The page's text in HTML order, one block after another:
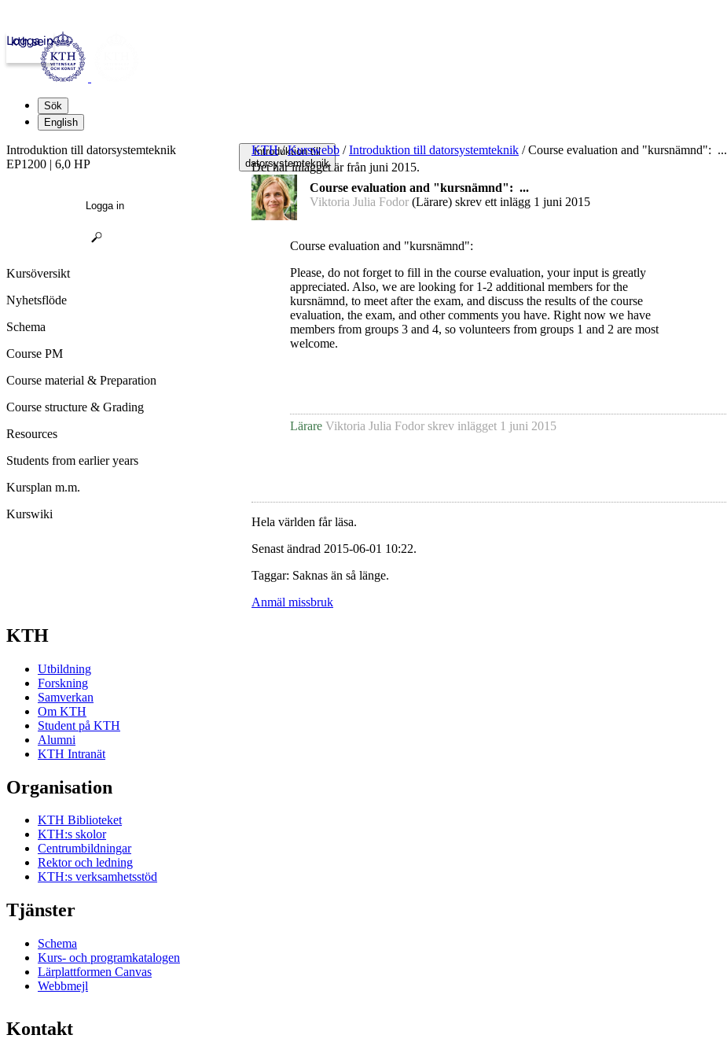
kth.se
Logga in
Sök
English
Introduktion till
datorsystemteknik
KTH / Kurswebb / Introduktion till datorsystemteknik /Course evaluation and "kursnämnd": ...
Det här inlägget är från juni 2015.
Course evaluation and "kursnämnd": ...
Viktoria Julia Fodor (Lärare) skrev ett inlägg 1 juni 2015
Course evaluation and "kursnämnd":
Please, do not forget to fill in the course evaluation, your input is greatly
appreciated. Also, we are looking for 1-2 additional members for the
kursnämnd, to meet after the exam, and discuss the results of the course
evaluation, the exam, and other comments you have. Right now we have
members from groups 3 and 4, so volunteers from groups 1 and 2 are most
welcome.
Lärare Viktoria Julia Fodor skrev inlägget 1 juni 2015
Hela världen får läsa.
Senast ändrad 2015-06-01 10:22.
Taggar: Saknas än så länge.
Anmäl missbruk
Introduktion till datorsystemteknik
EP1200 | 6,0 HP
Logga in
Kursöversikt
Nyhetsflöde
Schema
Course PM
Course material & Preparation
Course structure & Grading
Resources
Students from earlier years
Kursplan m.m.
Kurswiki
KTH
Utbildning
Forskning
Samverkan
Om KTH
Student på KTH
Alumni
KTH Intranät
Organisation
KTH Biblioteket
KTH:s skolor
Centrumbildningar
Rektor och ledning
KTH:s verksamhetsstöd
Tjänster
Schema
Kurs- och programkatalogen
Lärplattformen Canvas
Webbmejl
Kontakt